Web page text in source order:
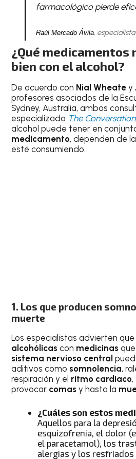
farmacológico pierde
Raúl Mercado Ávila,
¿Qué medicamentos
bien con el alcohol?
De acuerdo con Nial Wheatey
profesores asociados de la
Sydney, Australia, ambos
especializado The Conversation
alcohol puede tener en
medicamento, dependen de
esté consumiendo.
1. Los que producen
muerte
Los especialistas advierten
alcohólicas con medicinas que
sistema nervioso central
aditivos como somnolencia,
respiración y el ritmo cardiaco
provocar comasy hasta la
¿Cuáles son estos
Aquellos para la
esquizofrenia, el dolor
el paracetamol), los
alergias y los resfriados